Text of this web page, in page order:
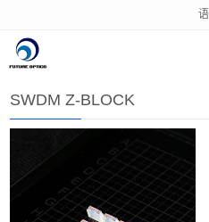
首页
SWDM Z-BLOCK